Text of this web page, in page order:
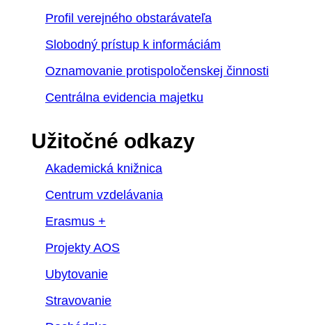
Profil verejného obstarávateľa
Slobodný prístup k informáciám
Oznamovanie protispoločenskej činnosti
Centrálna evidencia majetku
Užitočné odkazy
Akademická knižnica
Centrum vzdelávania
Erasmus +
Projekty AOS
Ubytovanie
Stravovanie